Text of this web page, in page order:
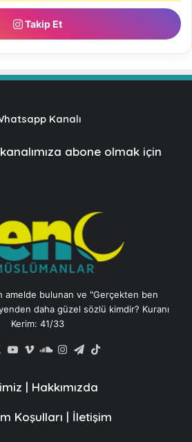
Takip Et
Kanalı
abone olmak için
amelde bulunan ve "Gerçekten ben
daha güzel sözlü kimdir? Kuranı
Kerim: 41/33
X YouTube
VimeoSoundCloud
Instagram
Telegram
| Hakkımızda
Koşulları | İletişim